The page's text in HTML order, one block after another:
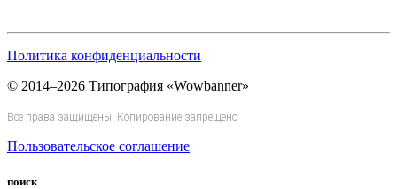
Политика конфиденциальности
© 2014–2026 Типография «Wowbanner»
Все права защищены. Копирование запрещено
Пользовательское соглашение
поиск